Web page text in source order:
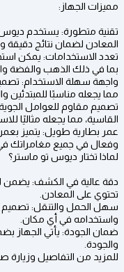
مميزات الجهاز:
تقنية متطورة: يستخدم
المعادن لضمان نتائج دقيقة
تعدد الاستخدامات: يمكن
بما في ذلك الذهب والفضة
واجهة سهلة الاستخدام:
مما يجعله مناسبًا للمبتدئين
تصميم مقاوم للعوامل
القاسية، مما يجعله مثاليًا
عمر بطارية طويل: يتميز
وفعال في جميع مغامراتك
لماذا تختار ديوس تو ماستر؟
دقة عالية في الكشف: يضمن
تحتوي على المعادن.
سهل الحمل والتنقل:
واستخدامه في أي مكان.
ضمان الجودة: يأتي الجهاز
والجودة.
للمزيد من التفاصيل وزيارة